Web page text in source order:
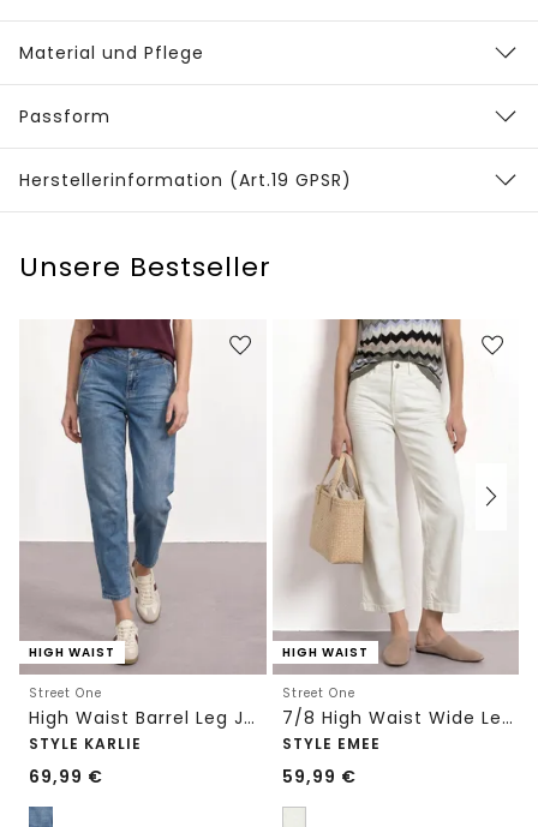
Material und Pflege
Passform
Herstellerinformation (Art.19 GPSR)
Unsere Bestseller
HIGH WAIST
Street One
High Waist Barrel Leg Jeans im Loose Fit
STYLE KARLIE
69,99 €
HIGH WAIST
Street One
7/8 High Waist Wide Leg Jeans im Loose Fit
STYLE EMEE
59,99 €